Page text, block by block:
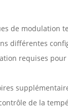
de modulation
différentes
requises
de la